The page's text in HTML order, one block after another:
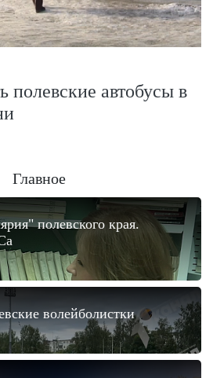
полевские автобусы в
Главное
полевского края.
волейболистки